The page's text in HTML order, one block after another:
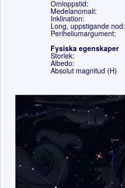
Omloppstid:
Medelanomali:
Inklination:
Long, uppstigande nod:
Periheliumargument:
Fysiska egenskaper
Storlek:
Albedo:
Absolut magnitud (H)